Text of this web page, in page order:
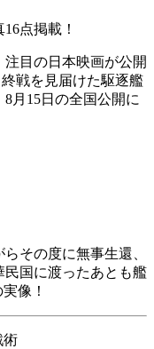
点掲載！
目の日本映画が公開
戦を見届けた駆逐艦
月15日の全国公開に
その度に無事生還、
国に渡ったあとも艦
像！
術